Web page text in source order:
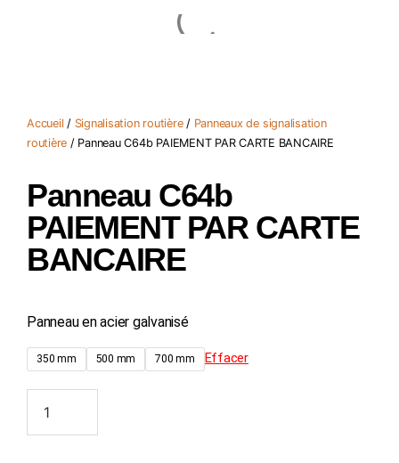
Accueil / Signalisation routière/ Panneaux de signalisation
routière / Panneau C64b PAIEMENT PAR CARTE BANCAIRE
Panneau C64b
PAIEMENT PAR CARTE
BANCAIRE
Panneau en acier galvanisé
350 mm 500 mm 700 mm Effacer